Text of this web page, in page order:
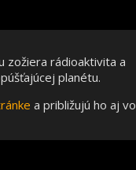
zožiera rádioaktivita a
planétu.
a približujú ho aj vo